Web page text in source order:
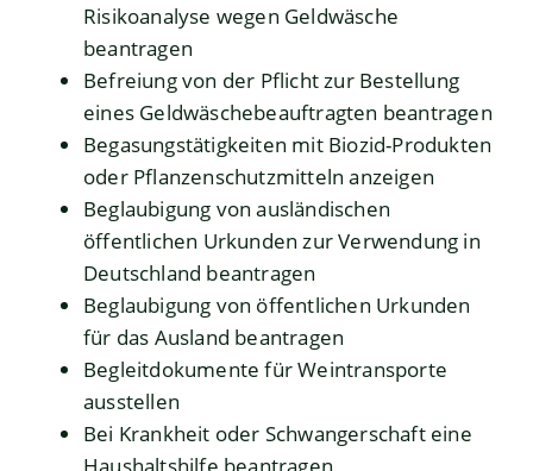
Risikoanalyse wegen Geldwäsche
beantragen
Befreiung von der Pflicht zur Bestellung
eines Geldwäschebeauftragten beantragen
Begasungstätigkeiten mit Biozid-Produkten
oder Pflanzenschutzmitteln anzeigen
Beglaubigung von ausländischen
öffentlichen Urkunden zur Verwendung in
Deutschland beantragen
Beglaubigung von öffentlichen Urkunden
für das Ausland beantragen
Begleitdokumente für Weintransporte
ausstellen
Bei Krankheit oder Schwangerschaft eine